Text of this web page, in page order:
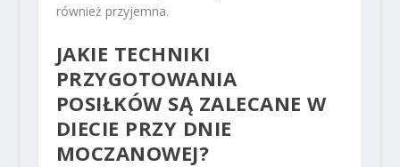
również przyjemna.
JAKIE TECHNIKI
PRZYGOTOWANIA
POSIŁKÓW SĄ ZALECANE W
DIECIE PRZY DNIE
MOCZANOWEJ?